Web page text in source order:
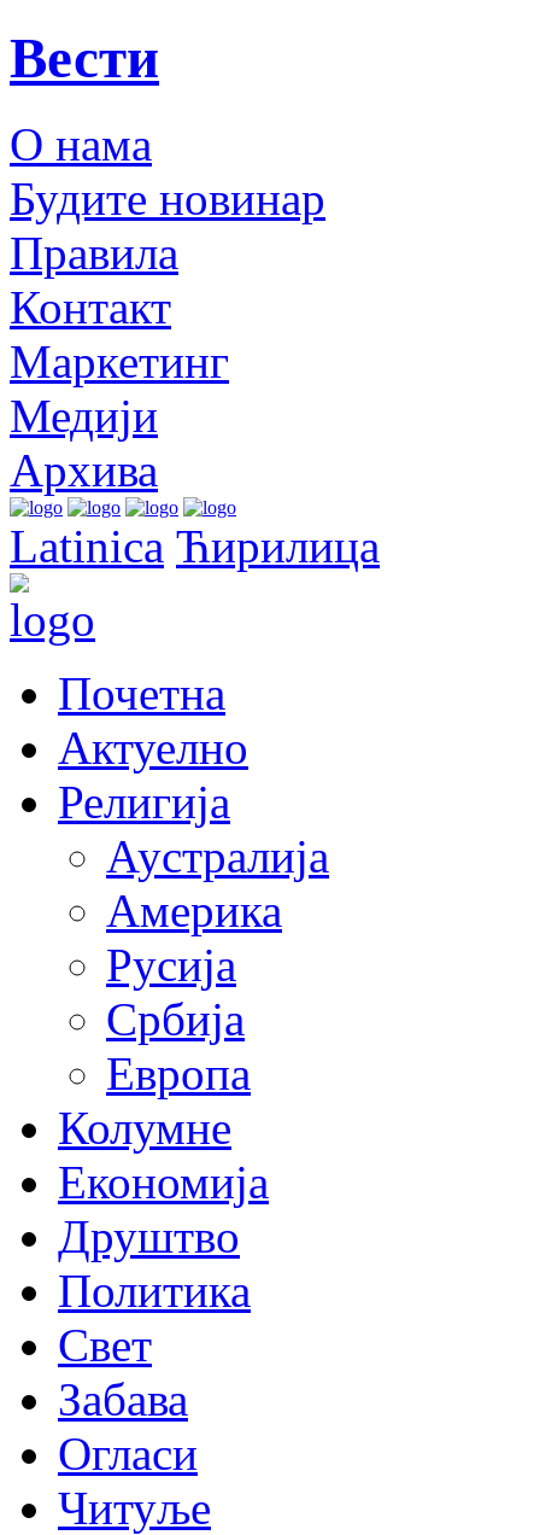
Вести
О нама
Будите новинар
Правила
Контакт
Маркетинг
Медији
Архива
Latinica Ћирилица
Почетна
Актуелно
Религија
Аустралија
Америка
Русија
Србија
Европа
Колумне
Економија
Друштво
Политика
Свет
Забава
Огласи
Читуље